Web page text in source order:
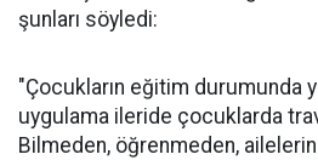
şunları söyledi:
"Çocukların eğitim durumunda
uygulama ileride çocuklarda
Bilmeden, öğrenmeden,